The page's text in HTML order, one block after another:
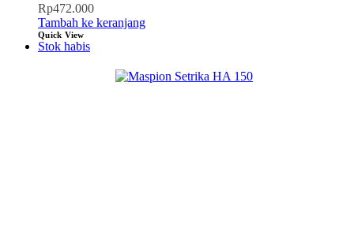
Rp472.000
Tambah ke keranjang
Quick View
Stok habis